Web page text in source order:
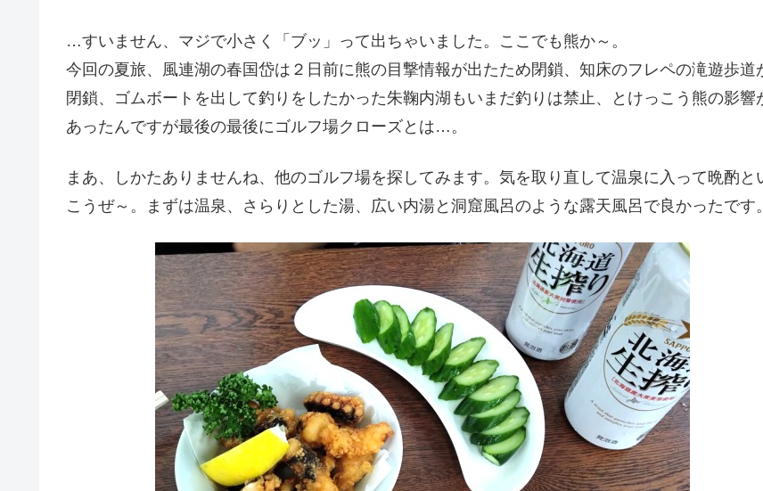
…すいません、マジで小さく「ブッ」って出ちゃいました。ここでも熊か～。
今回の夏旅、風連湖の春国岱は２日前に熊の目撃情報が出たため閉鎖、知床のフレペの滝遊歩道
閉鎖、ゴムボートを出して釣りをしたかった朱鞠内湖もいまだ釣りは禁止、とけっこう熊の影響
あったんですが最後の最後にゴルフ場クローズとは…。
まあ、しかたありませんね、他のゴルフ場を探してみます。気を取り直して温泉に入って晩酌と
こうぜ～。まずは温泉、 さらりとした湯、広い内湯と洞窟風呂のような露天風呂で良かったです。